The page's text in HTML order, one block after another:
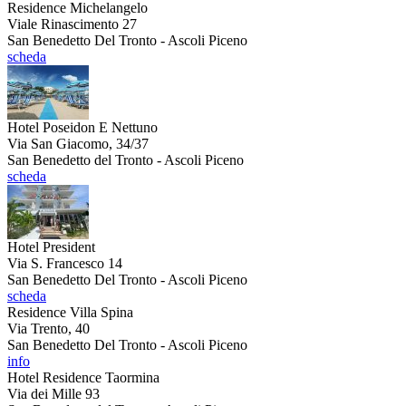
Residence Michelangelo
Viale Rinascimento 27
San Benedetto Del Tronto - Ascoli Piceno
scheda
Hotel Poseidon E Nettuno
Via San Giacomo, 34/37
San Benedetto del Tronto - Ascoli Piceno
scheda
Hotel President
Via S. Francesco 14
San Benedetto Del Tronto - Ascoli Piceno
scheda
Residence Villa Spina
Via Trento, 40
San Benedetto Del Tronto - Ascoli Piceno
info
Hotel Residence Taormina
Via dei Mille 93